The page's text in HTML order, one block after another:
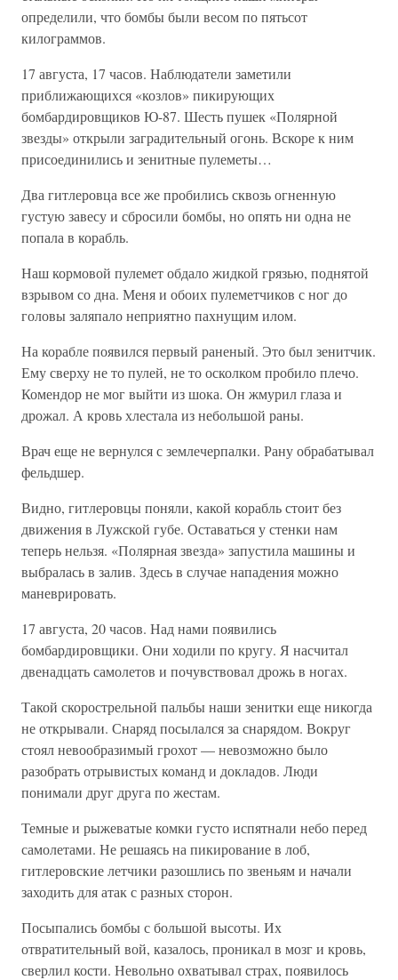
определили, что бомбы были весом по пятьсот
килограммов.
17 августа, 17 часов. Наблюдатели заметили
приближающихся «козлов» пикирующих
бомбардировщиков Ю-87. Шесть пушек «Полярной
звезды» открыли заградительный огонь. Вскоре к ним
присоединились и зенитные пулеметы…
Два гитлеровца все же пробились сквозь огненную
густую завесу и сбросили бомбы, но опять ни одна не
попала в корабль.
Наш кормовой пулемет обдало жидкой грязью, поднятой
взрывом со дна. Меня и обоих пулеметчиков с ног до
головы заляпало неприятно пахнущим илом.
На корабле появился первый раненый. Это был зенитчик.
Ему сверху не то пулей, не то осколком пробило плечо.
Комендор не мог выйти из шока. Он жмурил глаза и
дрожал. А кровь хлестала из небольшой раны.
Врач еще не вернулся с землечерпалки. Рану обрабатывал
фельдшер.
Видно, гитлеровцы поняли, какой корабль стоит без
движения в Лужской губе. Оставаться у стенки нам
теперь нельзя. «Полярная звезда» запустила машины и
выбралась в залив. Здесь в случае нападения можно
маневрировать.
17 августа, 20 часов. Над нами появились
бомбардировщики. Они ходили по кругу. Я насчитал
двенадцать самолетов и почувствовал дрожь в ногах.
Такой скорострельной пальбы наши зенитки еще никогда
не открывали. Снаряд посылался за снарядом. Вокруг
стоял невообразимый грохот — невозможно было
разобрать отрывистых команд и докладов. Люди
понимали друг друга по жестам.
Темные и рыжеватые комки густо испятнали небо перед
самолетами. Не решаясь на пикирование в лоб,
гитлеровские летчики разошлись по звеньям и начали
заходить для атак с разных сторон.
Посыпались бомбы с большой высоты. Их
отвратительный вой, казалось, проникал в мозг и кровь,
сверлил кости. Невольно охватывал страх, появилось